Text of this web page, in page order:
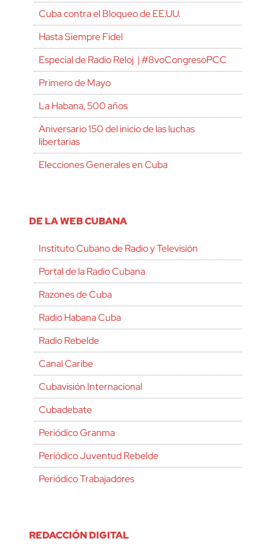
Cuba contra el Bloqueo de EE.UU.
Hasta Siempre Fidel
Especial de Radio Reloj | #8voCongresoPCC
Primero de Mayo
La Habana, 500 años
Aniversario 150 del inicio de las luchas
libertarias
Elecciones Generales en Cuba
DE LA WEB CUBANA
Instituto Cubano de Radio y Televisión
Portal de la Radio Cubana
Razones de Cuba
Radio Habana Cuba
Radio Rebelde
Canal Caribe
Cubavisión Internacional
Cubadebate
Periódico Granma
Periódico Juventud Rebelde
Periódico Trabajadores
REDACCIÓN DIGITAL